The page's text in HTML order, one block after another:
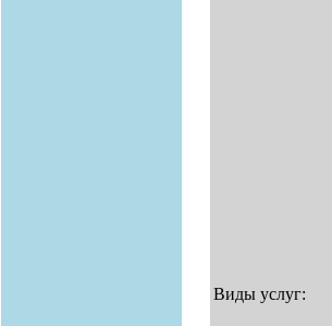
Виды услуг: